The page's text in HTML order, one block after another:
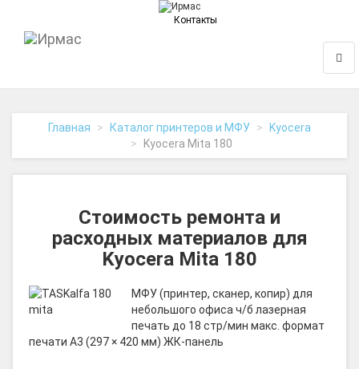
Контакты
Главная Каталог принтеров и МФУ
Kyocera
Kyocera Mita 180
Стоимость ремонта и
расходных материалов для
Kyocera Mita 180
МФУ (принтер, сканер, копир) для
небольшого офиса ч/б лазерная
печать до 18 стр/мин макс. формат
печати A3 (297 × 420 мм) ЖК-панель